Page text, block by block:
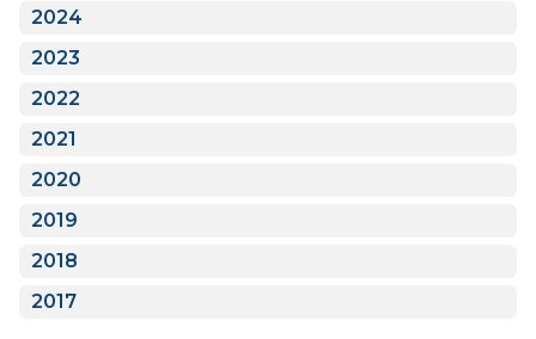
2024
2023
2022
2021
2020
2019
2018
2017